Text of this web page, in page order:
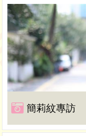
簡莉紋專訪